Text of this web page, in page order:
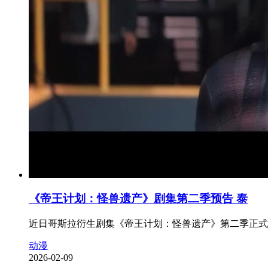
《帝王计划：怪兽遗产》剧集第二季预告 泰
近日哥斯拉衍生剧集《帝王计划：怪兽遗产》第二季正
动漫
2026-02-09